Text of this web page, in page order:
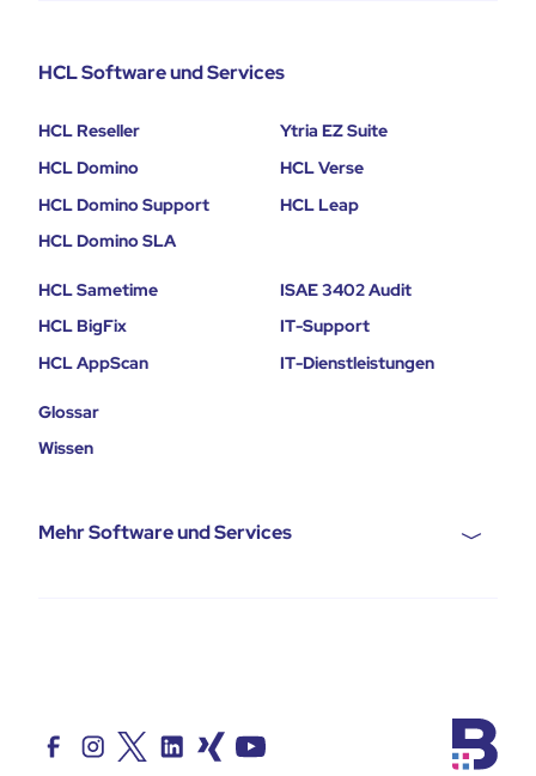
HCL Software und Services
HCL Reseller
HCL Domino
HCL Domino Support
HCL Domino SLA
Ytria EZ Suite
HCL Verse
HCL Leap
HCL Sametime
HCL BigFix
HCL AppScan
ISAE 3402 Audit
IT-Support
IT-Dienstleistungen
Glossar
Wissen
Mehr Software und Services